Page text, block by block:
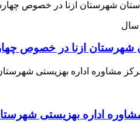
سال
شهرستان ازنا در خصوص
اداره بهزیستی